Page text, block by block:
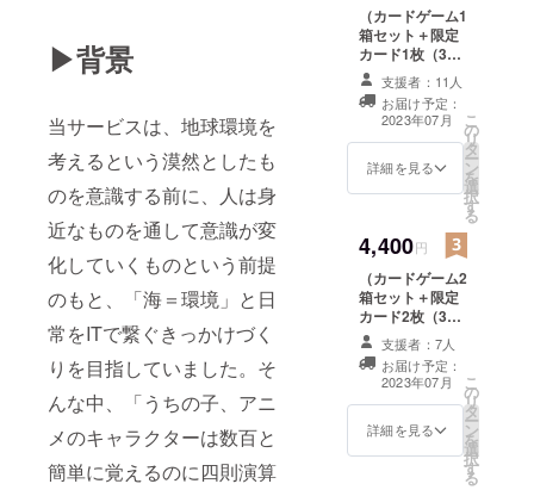
▶背景
当サービスは、地球環境を
考えるという漠然としたも
のを意識する前に、人は身
近なものを通して意識が変
化していくものという前提
のもと、「海＝環境」と日
常をITで繋ぐきっかけづく
りを目指していました。そ
んな中、「うちの子、アニ
メのキャラクターは数百と
簡単に覚えるのに四則演算
（カードゲーム1
箱セット＋限定
カード1枚（3種
のうちランダム
で1枚）＋お礼の
メール） ※32枚
入りなので、1箱
でも2人で遊ぶこ
とができます
支援者：11人
お届け予定：
2023年07月
詳細を見る
こ
の
リ
タ
ー
ン
を
選
択
す
る
4,400円
（カードゲーム2
箱セット＋限定
カード2枚（3種
のうちランダム
で2枚）＋お礼の
メール） ※32枚
入りなので、1箱
でも2人で遊ぶこ
とができます
支援者：7人
お届け予定：
2023年07月
詳細を見る
こ
の
リ
タ
ー
ン
を
選
択
す
る